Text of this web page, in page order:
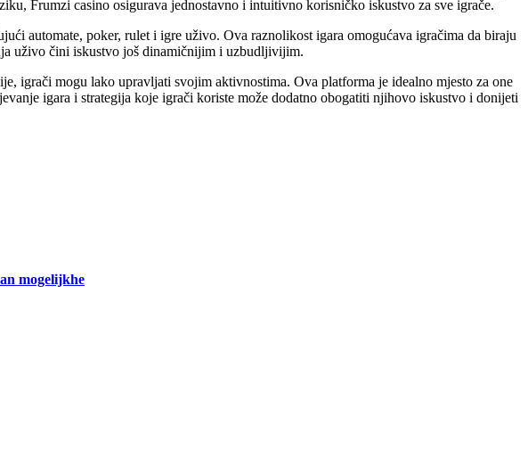
Frumzi casino osigurava jednostavno i intuitivno korisničko iskustvo za sve igrače.
automate, poker, rulet i igre uživo. Ova raznolikost igara omogućava igračima da biraju
uživo čini iskustvo još dinamičnijim i uzbudljivijim.
igrači mogu lako upravljati svojim aktivnostima. Ova platforma je idealno mjesto za one
igara i strategija koje igrači koriste može dodatno obogatiti njihovo iskustvo i donijeti
mogelijkhe